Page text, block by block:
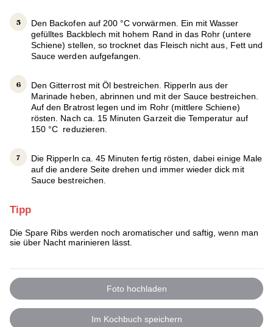
Den Backofen auf 200 °C vorwärmen. Ein mit Wasser
gefülltes Backblech mit hohem Rand in das Rohr (untere
Schiene) stellen, so trocknet das Fleisch nicht aus, Fett und
Sauce werden aufgefangen.
Den Gitterrost mit Öl bestreichen. Ripperln aus der
Marinade heben, abrinnen und mit der Sauce bestreichen.
Auf den Bratrost legen und im Rohr (mittlere Schiene)
rösten. Nach ca. 15 Minuten Garzeit die Temperatur auf
150 °C reduzieren.
Die Ripperln ca. 45 Minuten fertig rösten, dabei einige Male
auf die andere Seite drehen und immer wieder dick mit
Sauce bestreichen.
Tipp
Die Spare Ribs werden noch aromatischer und saftig, wenn man
sie über Nacht marinieren lässt.
Foto hochladen
Im Kochbuch speichern